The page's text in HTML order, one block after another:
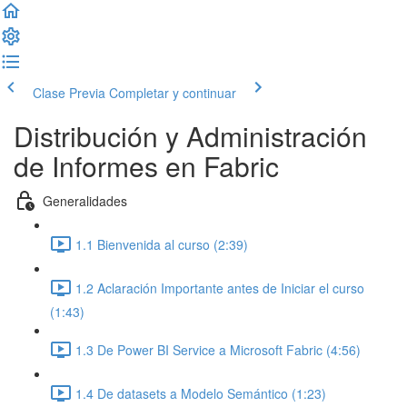
Clase Previa Completar y continuar
Distribución y Administración
de Informes en Fabric
Generalidades
1.1 Bienvenida al curso (2:39)
1.2 Aclaración Importante antes de Iniciar el curso
(1:43)
1.3 De Power BI Service a Microsoft Fabric (4:56)
1.4 De datasets a Modelo Semántico (1:23)